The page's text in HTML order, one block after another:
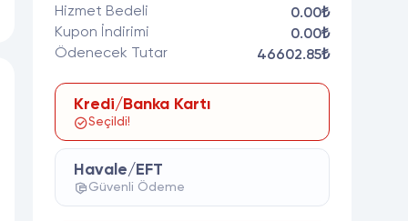
Hizmet Bedeli
0.00₺
Kupon İndirimi
0.00₺
Ödenecek Tutar
46602.85₺
Kredi/Banka Kartı
Seçildi!
Havale/EFT
Güvenli Ödeme